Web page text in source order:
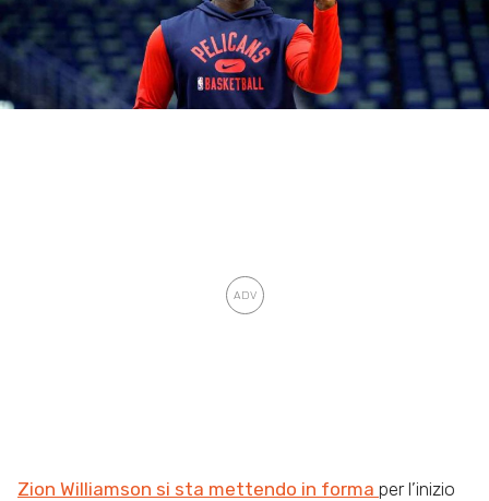
Zion Williamson si sta mettendo in forma per l’inizio